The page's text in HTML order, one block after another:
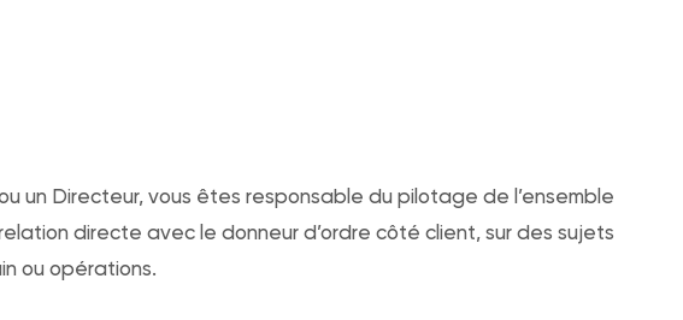
un Directeur, vous êtes responsable du pilotage de l’ensemble
relation directe avec le donneur d’ordre côté client, sur des sujets
ou opérations.